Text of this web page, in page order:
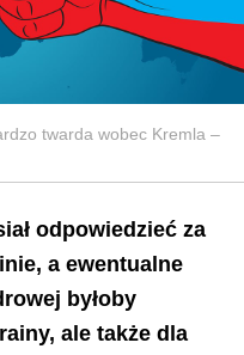
twarda wobec Kremla –
odpowiedzieć za
a ewentualne
byłoby
ale także dla